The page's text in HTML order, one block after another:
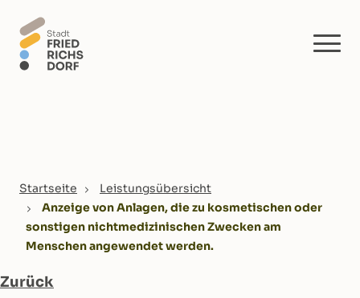
You are here:
Startseite
Leistungsübersicht
Anzeige von Anlagen, die zu kosmetischen oder
sonstigen nichtmedizinischen Zwecken am
Menschen angewendet werden.
Zurück